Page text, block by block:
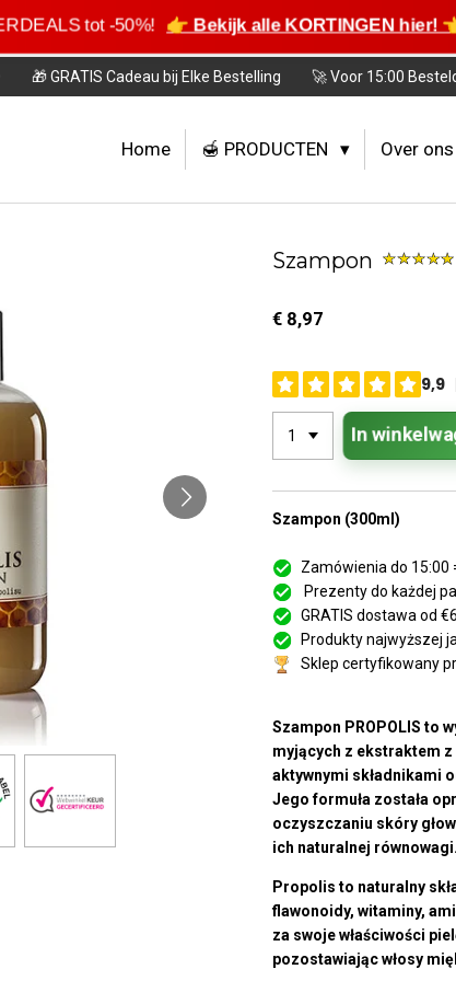
tot -50%! 👉 Bekijk alle KORTINGEN hier!
🎁 GRATIS Cadeau bij Elke Bestelling 🚀 Voor 15:00
Home 🍯 PRODUCTEN Over ons
Szampon
€ 8,97
In
Szampon (300ml)
Zamówienia do 15:00
Prezenty do każdej
GRATIS dostawa od
Produkty najwyższej
Sklep certyfikowany
Szampon PROPOLIS to
myjących z ekstraktem
aktywnymi składnikami
Jego formuła została
oczyszczaniu skóry
ich naturalnej równowagi.
Propolis to naturalny
flawonoidy, witaminy,
za swoje właściwości
pozostawiając włosy